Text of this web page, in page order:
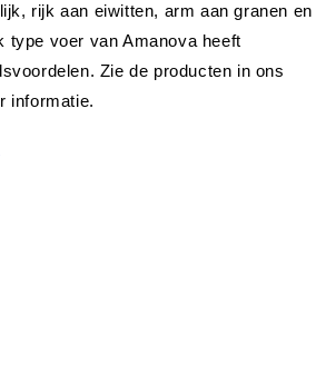
rijk aan eiwitten, arm aan granen en
type voer van Amanova heeft
Zie de producten in ons
informatie.